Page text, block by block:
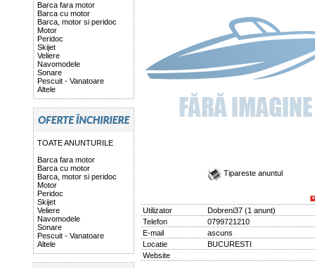
Barca fara motor
Barca cu motor
Barca, motor si peridoc
Motor
Peridoc
Skijet
Veliere
Navomodele
Sonare
Pescuit - Vanatoare
Altele
TOATE ANUNTURILE
Barca fara motor
Barca cu motor
Barca, motor si peridoc
Motor
Peridoc
Skijet
Veliere
Navomodele
Sonare
Pescuit - Vanatoare
Altele
Tipareste anuntul
Utilizator Dobreni37(1 anunt)
Telefon
0799721210
E-mail
ascuns
Locatie
BUCURESTI
Website